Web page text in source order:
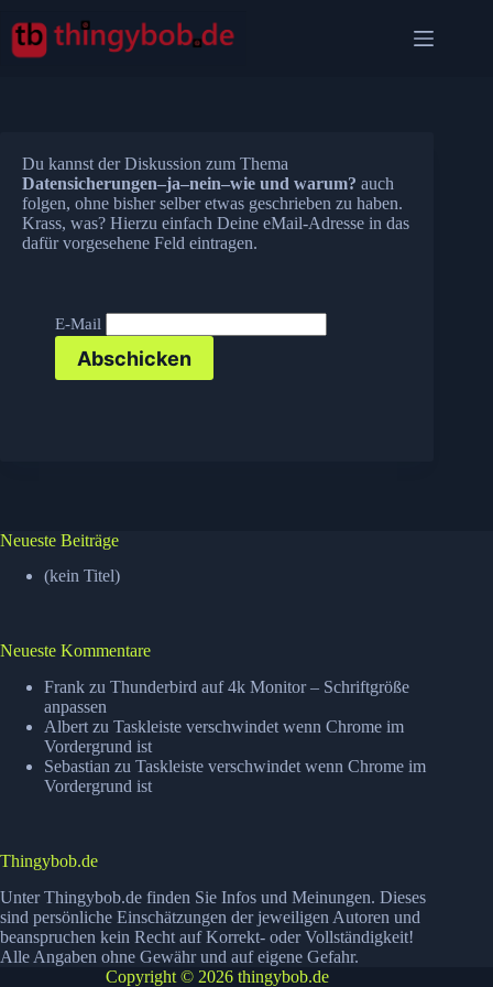
Inhalt
springen
Du kannst der Diskussion zum Thema
Datensicherungen–ja–nein–wie und warum? auch
folgen, ohne bisher selber etwas geschrieben zu haben.
Krass, was? Hierzu einfach Deine eMail-Adresse in das
dafür vorgesehene Feld eintragen.
E-Mail
Neueste Beiträge
(kein Titel)
Neueste Kommentare
Frank zu Thunderbird auf 4k Monitor – Schriftgröße
anpassen
Albert zu Taskleiste verschwindet wenn Chrome im
Vordergrund ist
Sebastian zu Taskleiste verschwindet wenn Chrome im
Vordergrund ist
Thingybob.de
Unter Thingybob.de finden Sie Infos und Meinungen. Dieses
sind persönliche Einschätzungen der jeweiligen Autoren und
beanspruchen kein Recht auf Korrekt- oder Vollständigkeit!
Alle Angaben ohne Gewähr und auf eigene Gefahr.
Copyright © 2026 thingybob.de